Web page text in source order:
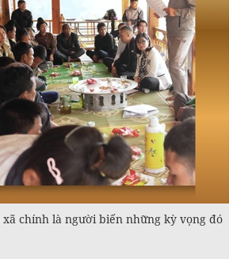
chính là người biến những kỳ vọng đó